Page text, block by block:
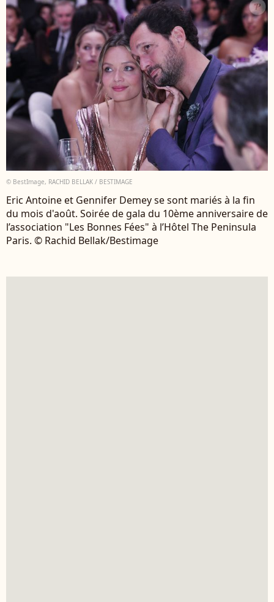
© BestImage, RACHID BELLAK / BESTIMAGE
Eric Antoine et Gennifer Demey se sont mariés à la fin
du mois d'août. Soirée de gala du 10ème anniversaire de
l’association "Les Bonnes Fées" à l’Hôtel The Peninsula
Paris. © Rachid Bellak/Bestimage